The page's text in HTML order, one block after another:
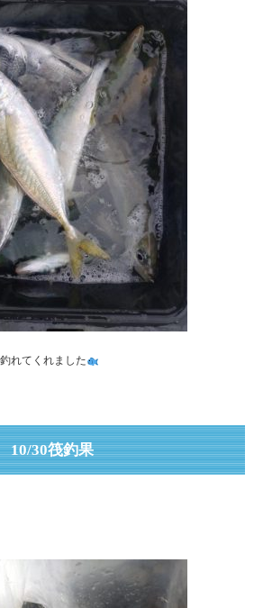
れてくれました
10/30筏釣果